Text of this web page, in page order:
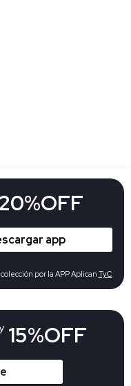
15%OFF
app
por la APP Aplican TyC